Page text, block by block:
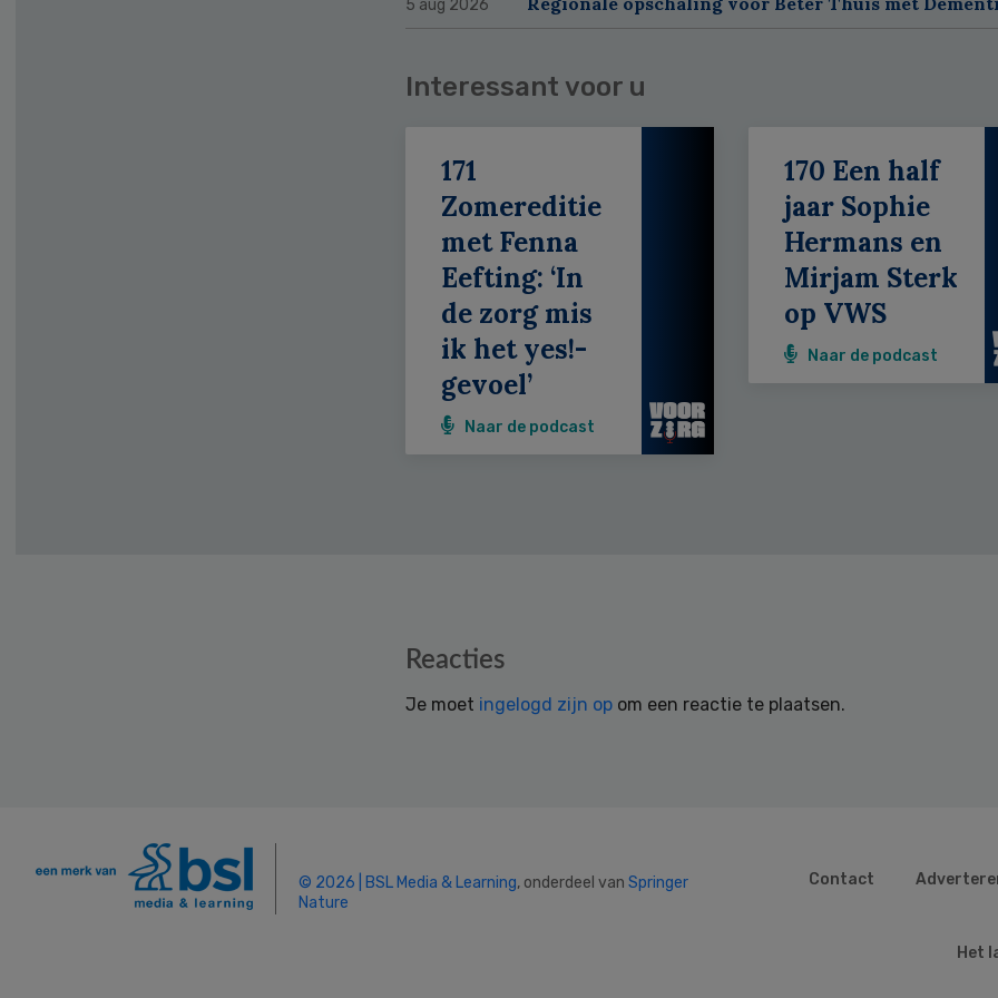
5 aug 2026
Interessant voor u
171
Zomereditie
met Fenna
Eefting: ‘In
de zorg mis
ik het yes!-
gevoel’
Naar de podcast
170 Een half
jaar Sophie
Hermans en
Mirjam Sterk
op VWS
Naar de podcast
Reacties
Je moet ingelogd zijn op om een reactie te plaatsen.
© 2026 | BSL Media & Learning, onderdeel van Springer
Nature
Contact
Het